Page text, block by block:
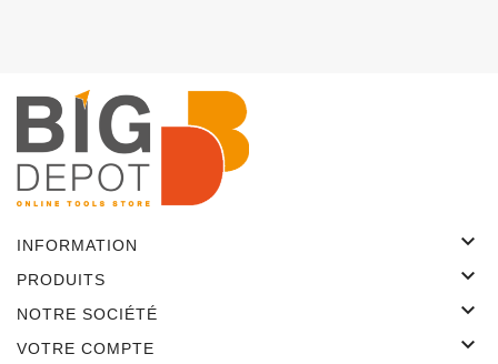
INFORMATION 
PRODUITS 
NOTRE SOCIÉTÉ 
VOTRE COMPTE 